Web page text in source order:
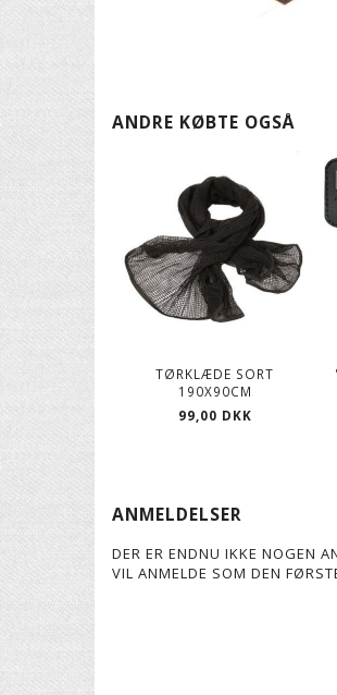
ANDRE KØBTE OGSÅ
TØRKLÆDE SORT
190X90CM
99,00 DKK
ANMELDELSER
DER ER ENDNU IKKE NOGEN
VIL ANMELDE SOM DEN